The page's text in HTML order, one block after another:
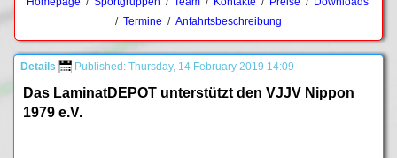
/ Termine / Anfahrtsbeschreibung
Details Published: Thursday, 14 February 2019 14:09
Das LaminatDEPOT unterstützt den VJJV Nippon
1979 e.V.